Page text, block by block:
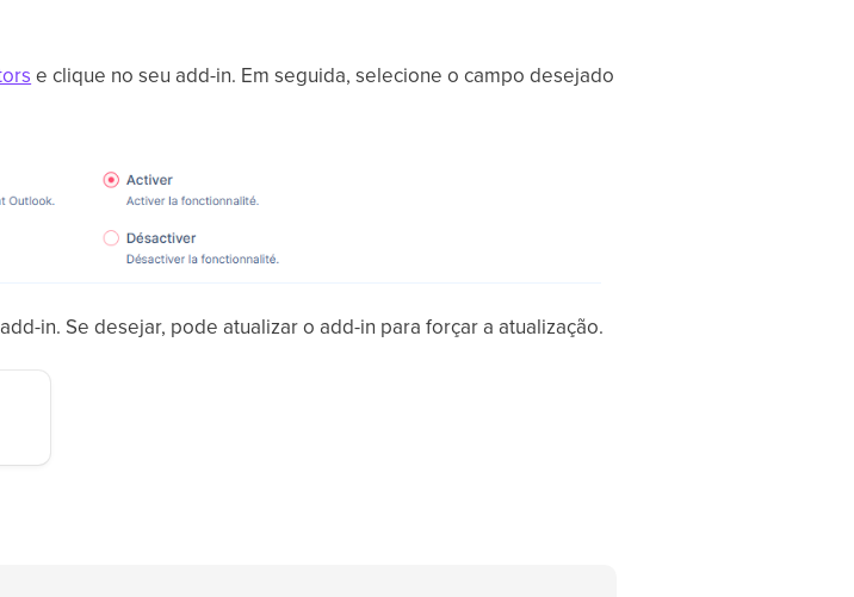
e clique no seu add-in. Em seguida, selecione o campo desejado
in. Se desejar, pode atualizar o add-in para forçar a atualização.